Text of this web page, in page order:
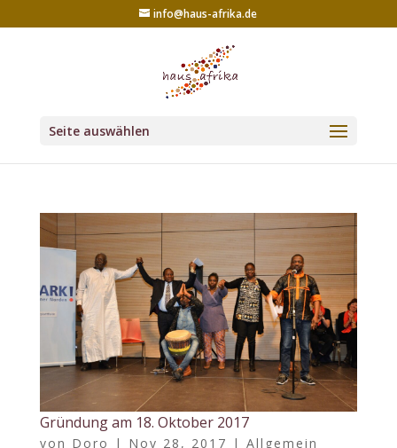
info@haus-afrika.de
Seite auswählen
Gründung am 18. Oktober 2017
von Doro | Nov 28, 2017 | Allgemein